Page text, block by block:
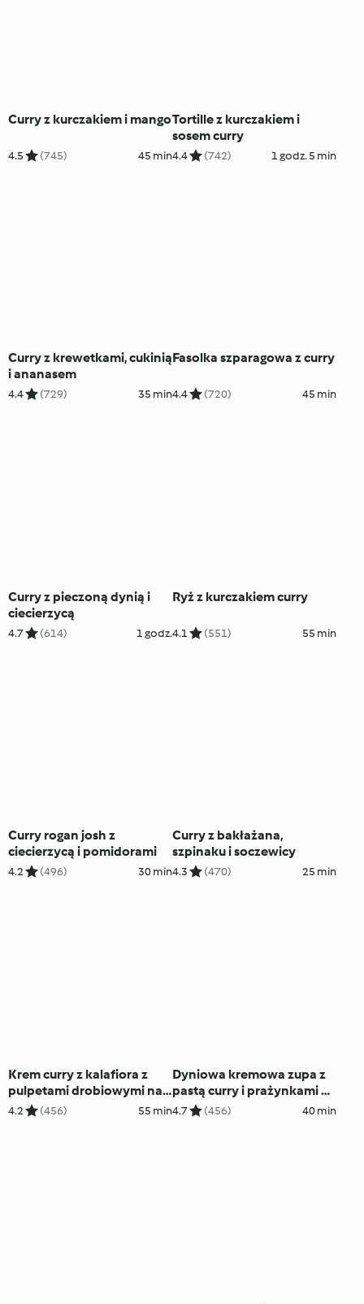
Curry z kurczakiem i mango
4.5 (745) 45 min
Tortille z kurczakiem i
sosem curry
4.4 (742) 1 godz. 5 min
Curry z krewetkami, cukinią
i ananasem
4.4 (729) 35 min
Fasolka szparagowa z curry
4.4 (720) 45 min
Curry z pieczoną dynią i
ciecierzycą
4.7 (614) 1 godz.
Ryż z kurczakiem curry
4.1 (551) 55 min
Curry rogan josh z
ciecierzycą i pomidorami
4.2 (496) 30 min
Curry z bakłażana,
szpinaku i soczewicy
4.3 (470) 25 min
Krem curry z kalafiora z
pulpetami drobiowymi na
ostro
4.2 (456) 55 min
Dyniowa kremowa zupa z
pastą curry i prażynkami z
makaronu ryżowego
4.7 (456) 40 min